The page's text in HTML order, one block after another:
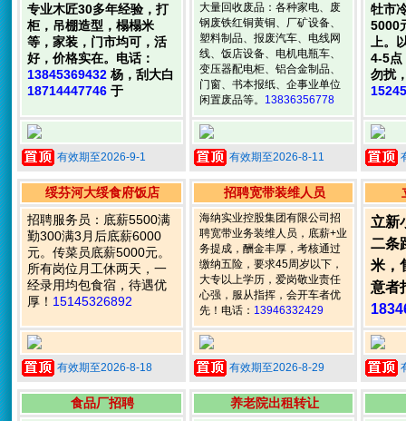
专业木匠30多年经验，打
柜，吊棚造型，榻榻米
等，家装，门市均可，活
好，价格实在。电话：
13845369432 杨，刮大白
18714447746 于
有效期至2026-9-1
大量回收废品：各种家电、废
钢废铁红铜黄铜、厂矿设备、
塑料制品、报废汽车、电线网
线、饭店设备、电机电瓶车、
变压器配电柜、铝合金制品、
门窗、书本报纸、企事业单位
闲置废品等。 13836356778
有效期至2026-8-11
牡市
5000
上。
4-5点
勿扰
绥芬河大绥食府饭店
招聘服务员：底薪5500满
勤300满3月后底薪6000
元。传菜员底薪5000元。
所有岗位月工休两天，一
经录用均包食宿，待遇优
厚！ 15145326892
有效期至2026-8-18
招聘宽带装维人员
海纳实业控股集团有限公司招
聘宽带业务装维人员，底薪+业
务提成，酬金丰厚，考核通过
缴纳五险，要求45周岁以下，
大专以上学历，爱岗敬业责任
心强，服从指挥，会开车者优
先！电话： 13946332429
有效期至2026-8-29
立新
二条
米，
意者
食品厂招聘
养老院出租转让